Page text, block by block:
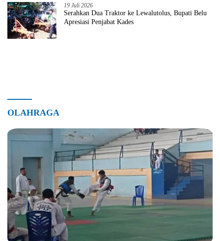
19 Juli 2026
Serahkan Dua Traktor ke Lewalutolus, Bupati Belu
Apresiasi Penjabat Kades
OLAHRAGA